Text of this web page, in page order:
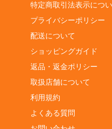
特定商取引法表示につ
プライバシーポリシー
配送について
ショッピングガイド
返品・返金ポリシー
取扱店舗について
利用規約
よくある質問